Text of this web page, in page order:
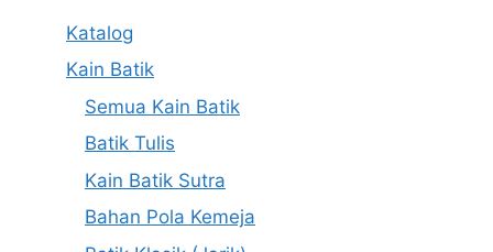
Katalog
Kain Batik
Semua Kain Batik
Batik Tulis
Kain Batik Sutra
Bahan Pola Kemeja